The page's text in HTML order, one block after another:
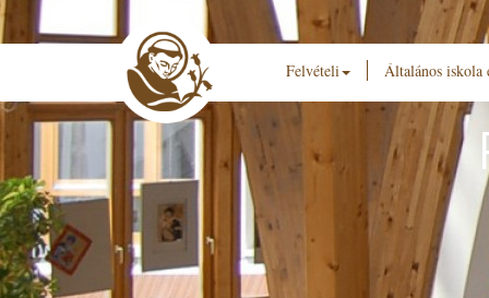
Felvételi Általános iskola